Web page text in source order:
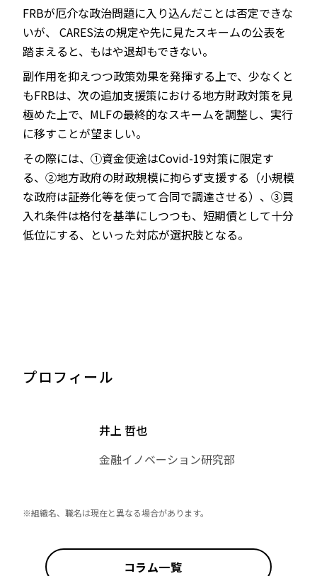
FRBが厄介な政治問題に入り込んだことは否定できな
いが、 CARES法の規定や先に見たスキームの公表を
踏まえると、もはや退却もできない。
副作用を抑えつつ政策効果を発揮する上で、少なくと
もFRBは、次の追加支援策における地方財政対策を見
極めた上で、MLFの最終的なスキームを調整し、実行
に移すことが望ましい。
その際には、①資金使途はCovid-19対策に限定す
る、②地方政府の財政規模に拘らず支援する（小規模
な政府は証券化等を使って合同で調達させる）、③買
入れ条件は格付を基準にしつつも、短期債として十分
低位にする、といった対応が選択肢となる。
プロフィール
井上 哲也
金融イノベーション研究部
※組織名、職名は現在と異なる場合があります。
コラム一覧